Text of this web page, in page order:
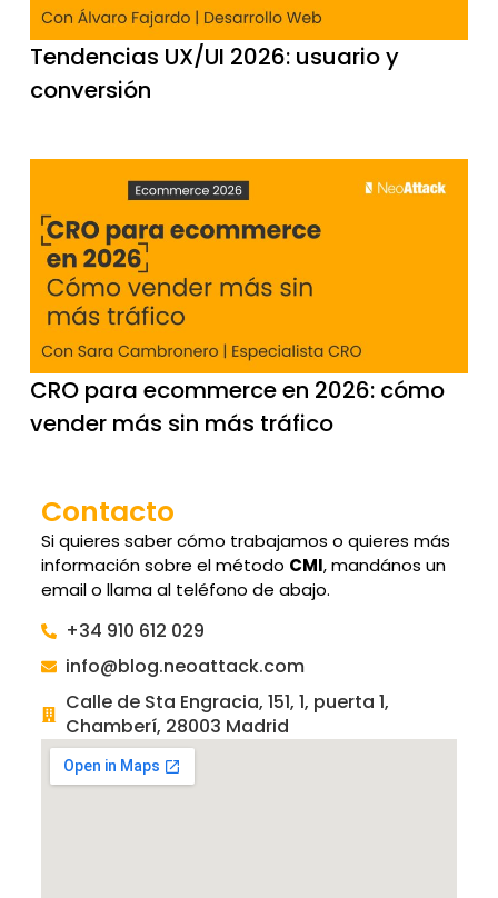
Tendencias UX/UI 2026: usuario y
conversión
CRO para ecommerce en 2026: cómo
vender más sin más tráfico
Contacto
Si quieres saber cómo trabajamos o quieres más
información sobre el método CMI, mandános un
email o llama al teléfono de abajo.
+34 910 612 029
info@blog.neoattack.com
Calle de Sta Engracia, 151, 1, puerta 1,
Chamberí, 28003 Madrid